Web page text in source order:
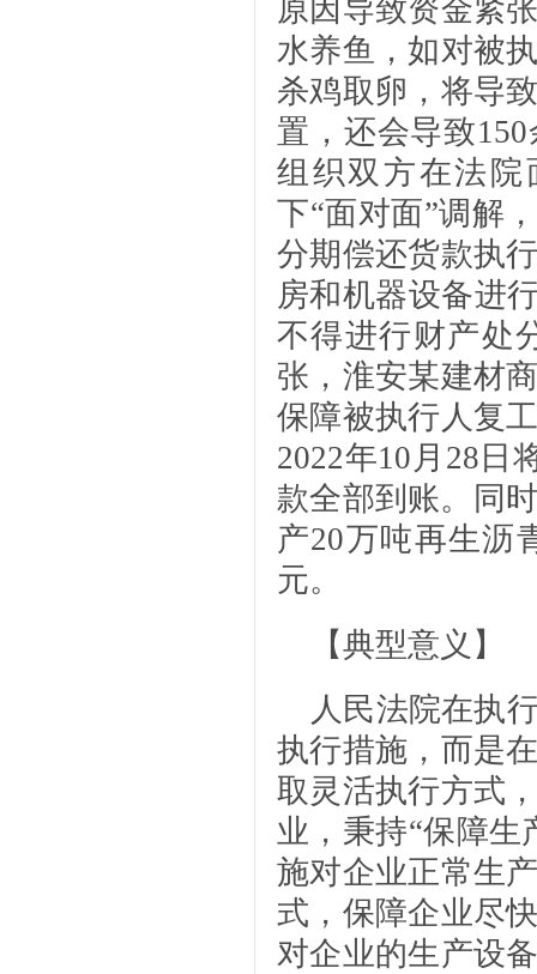
原因导致资金紧
水养鱼，如对被
杀鸡取卵，将导
置，还会导致
组织双方在法
下“面对面”调解
分期偿还货款执
房和机器设备进
不得进行财产处
张，淮安某建材
保障被执行人复
2022年10月28日
款全部到账。同
产20万吨再生沥
元。
【典型意义】
人民法院在执
执行措施，而是
取灵活执行方式
业，秉持“保障生
施对企业正常生
式，保障企业尽
对企业的生产设